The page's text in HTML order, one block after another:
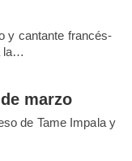
y cantante francés-
la…
marzo
de Tame Impala y